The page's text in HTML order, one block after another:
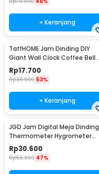
+ Keranjang
TaffHOME Jam Dinding DIY
Giant Wall Clock Coffee Bell
40-70cm - DIY-12
Rp17.700
Rp36.900 53%
+ Keranjang
JGD Jam Digital Meja Dinding
Thermometer Hygrometer
Sensor - ZL20
Rp30.600
Rp56.900 47%